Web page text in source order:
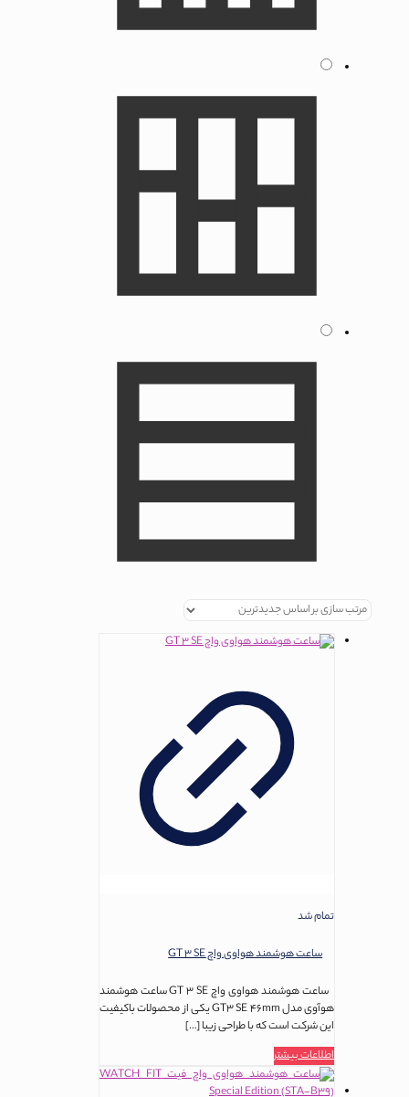
تمام شد
ساعت هوشمند هواوی واچ GT 3 SE
ساعت هوشمند هواوی واچ GT 3 SE ساعت هوشمند
هوآوی مدل GT3 SE 46mm یکی از محصولات باکیفیت
این شرکت است که با طراحی زیبا[…]
اطلاعات بیشتر